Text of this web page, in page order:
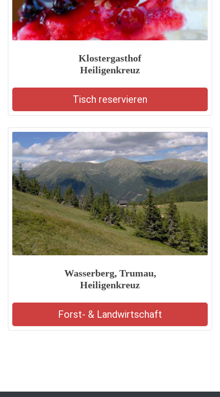
Klostergasthof
Heiligenkreuz
Tisch reservieren
Wasserberg, Trumau,
Heiligenkreuz
Forst- & Landwirtschaft